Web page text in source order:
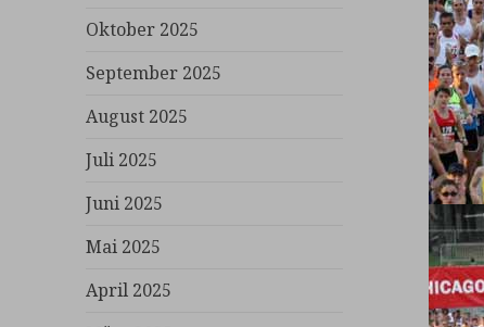
Oktober 2025
September 2025
August 2025
Juli 2025
Juni 2025
Mai 2025
April 2025